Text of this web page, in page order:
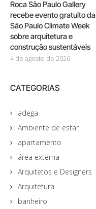
Roca São Paulo Gallery
recebe evento gratuito da
São Paulo Climate Week
sobre arquitetura e
construção sustentáveis
4 de agosto de 2026
CATEGORIAS
adega
Ambiente de estar
apartamento
área externa
Arquitetos e Designers
Arquitetura
banheiro